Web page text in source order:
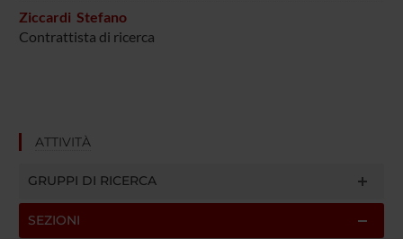
Ziccardi Stefano
Contrattista di ricerca
ATTIVITÀ
GRUPPI DI RICERCA
SEZIONI